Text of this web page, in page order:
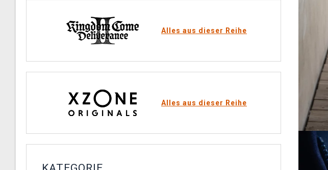
Alles aus dieser Reihe
Alles aus dieser Reihe